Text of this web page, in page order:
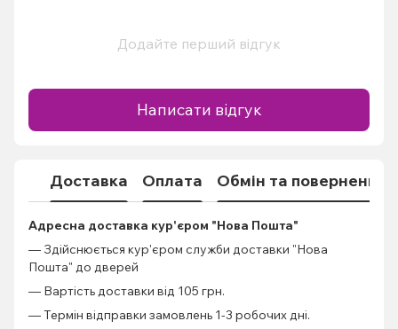
Додайте перший відгук
Написати відгук
Доставка Оплата Обмін та повернення
Адресна доставка кур'єром "Нова Пошта"
— Здійснюється кур'єром служби доставки "Нова
Пошта" до дверей
— Вартість доставки від 105 грн.
— Термін відправки замовлень 1-3 робочих дні.